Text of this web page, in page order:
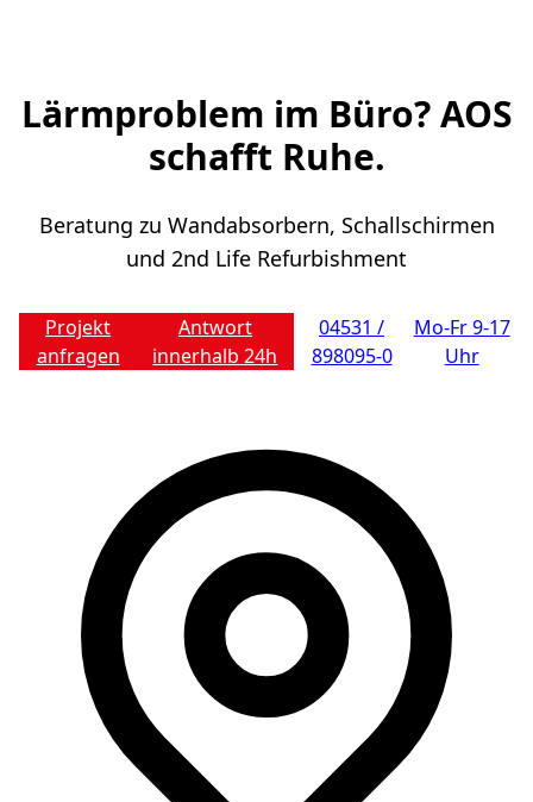
Lärmproblem im Büro? AOS
schafft Ruhe.
Beratung zu Wandabsorbern, Schallschirmen
und 2nd Life Refurbishment
Projekt
anfragen
Antwort
innerhalb 24h
04531 /
898095-0
Mo-Fr 9-17
Uhr